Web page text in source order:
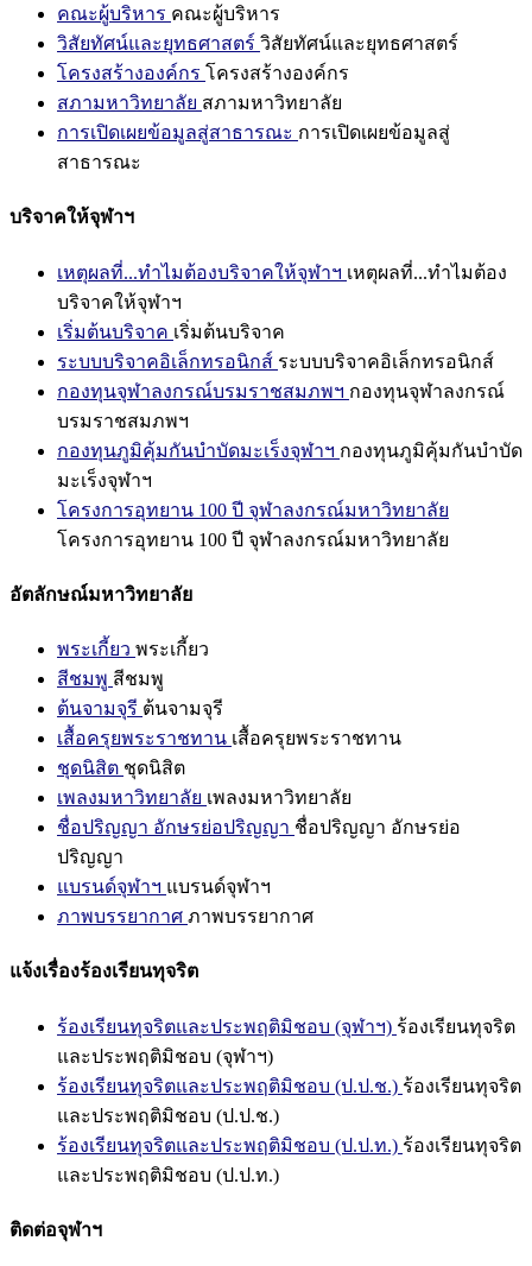
คณะผู้บริหาร คณะผู้บริหาร
วิสัยทัศน์และยุทธศาสตร์ วิสัยทัศน์และยุทธศาสตร์
โครงสร้างองค์กร โครงสร้างองค์กร
สภามหาวิทยาลัย สภามหาวิทยาลัย
การเปิดเผยข้อมูลสู่สาธารณะ การเปิดเผยข้อมูลสู่
สาธารณะ
บริจาคให้จุฬาฯ
เหตุผลที่...ทำไมต้องบริจาคให้จุฬาฯ เหตุผลที่...ทำไมต้อง
บริจาคให้จุฬาฯ
เริ่มต้นบริจาค เริ่มต้นบริจาค
ระบบบริจาคอิเล็กทรอนิกส์ ระบบบริจาคอิเล็กทรอนิกส์
กองทุนจุฬาลงกรณ์บรมราชสมภพฯ กองทุนจุฬาลงกรณ์
บรมราชสมภพฯ
กองทุนภูมิคุ้มกันบำบัดมะเร็งจุฬาฯ กองทุนภูมิคุ้มกันบำบัด
มะเร็งจุฬาฯ
โครงการอุทยาน 100 ปี จุฬาลงกรณ์มหาวิทยาลัย
โครงการอุทยาน 100 ปี จุฬาลงกรณ์มหาวิทยาลัย
อัตลักษณ์มหาวิทยาลัย
พระเกี้ยว พระเกี้ยว
สีชมพู สีชมพู
ต้นจามจุรี ต้นจามจุรี
เสื้อครุยพระราชทาน เสื้อครุยพระราชทาน
ชุดนิสิต ชุดนิสิต
เพลงมหาวิทยาลัย เพลงมหาวิทยาลัย
ชื่อปริญญา อักษรย่อปริญญา ชื่อปริญญา อักษรย่อ
ปริญญา
แบรนด์จุฬาฯ แบรนด์จุฬาฯ
ภาพบรรยากาศ ภาพบรรยากาศ
แจ้งเรื่องร้องเรียนทุจริต
ร้องเรียนทุจริตและประพฤติมิชอบ (จุฬาฯ) ร้องเรียนทุจริต
และประพฤติมิชอบ (จุฬาฯ)
ร้องเรียนทุจริตและประพฤติมิชอบ (ป.ป.ช.) ร้องเรียนทุจริต
และประพฤติมิชอบ (ป.ป.ช.)
ร้องเรียนทุจริตและประพฤติมิชอบ (ป.ป.ท.) ร้องเรียนทุจริต
และประพฤติมิชอบ (ป.ป.ท.)
ติดต่อจุฬาฯ